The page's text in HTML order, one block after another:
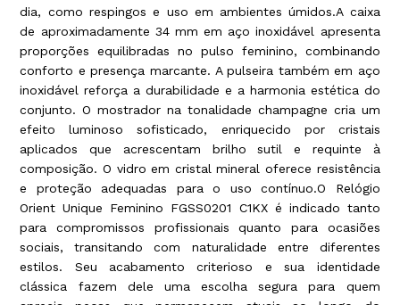
dia, como respingos e uso em ambientes úmidos.A caixa
de aproximadamente 34 mm em aço inoxidável apresenta
proporções equilibradas no pulso feminino, combinando
conforto e presença marcante. A pulseira também em aço
inoxidável reforça a durabilidade e a harmonia estética do
conjunto. O mostrador na tonalidade champagne cria um
efeito luminoso sofisticado, enriquecido por cristais
aplicados que acrescentam brilho sutil e requinte à
composição. O vidro em cristal mineral oferece resistência
e proteção adequadas para o uso contínuo.O Relógio
Orient Unique Feminino FGSS0201 C1KX é indicado tanto
para compromissos profissionais quanto para ocasiões
sociais, transitando com naturalidade entre diferentes
estilos. Seu acabamento criterioso e sua identidade
clássica fazem dele uma escolha segura para quem